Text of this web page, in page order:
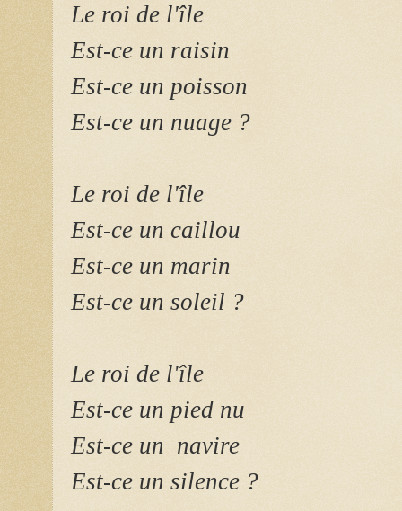
Le roi de l'île
Est-ce un raisin
Est-ce un poisson
Est-ce un nuage ?
Le roi de l'île
Est-ce un caillou
Est-ce un marin
Est-ce un soleil ?
Le roi de l'île
Est-ce un pied nu
Est-ce un navire
Est-ce un silence ?